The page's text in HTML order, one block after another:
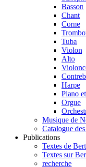
Basson
Chant
Corne
Tuba
Violon
Alto
Harpe
Piano
Orgue
Musique de
Catalogue
Publications
Textes de
Textes sur
recherche